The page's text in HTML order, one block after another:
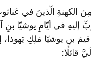
مِنَ الكهنةِ الّذينَ في
إليهِ في أيّامِ يوشيّا
بنِ يوشيّا مَلِكِ
قائلًا: